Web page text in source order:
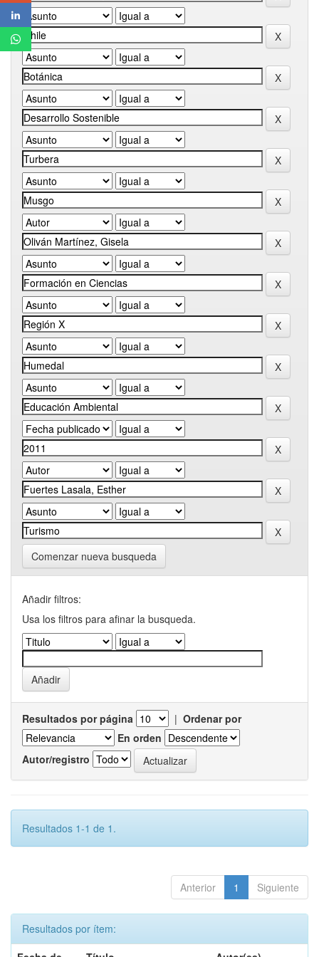
Comenzar nueva busqueda
Añadir filtros:
Usa los filtros para afinar la busqueda.
Resultados por página | Ordenar por
En orden
Autor/registro
Resultados 1-1 de 1.
Anterior 1 Siguiente
Resultados por ítem: